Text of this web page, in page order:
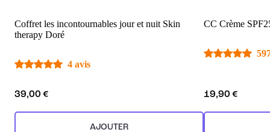
Coffret les incontournables jour et nuit Skin
therapy Doré
4 avis
39,00 €
AJOUTER
CC Crème
19,90 €